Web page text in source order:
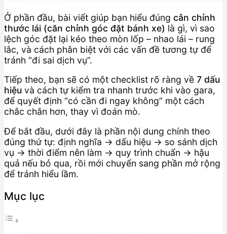
Ở phần đầu, bài viết giúp bạn hiểu đúng cân chỉnh
thước lái (căn chỉnh góc đặt bánh xe) là gì, vì sao
lệch góc đặt lại kéo theo mòn lốp – nhao lái – rung
lắc, và cách phân biệt với các vấn đề tương tự để
tránh “đi sai dịch vụ”.
Tiếp theo, bạn sẽ có một checklist rõ ràng về 7 dấu
hiệu và cách tự kiểm tra nhanh trước khi vào gara,
để quyết định “có cần đi ngay không” một cách
chắc chắn hơn, thay vì đoán mò.
Để bắt đầu, dưới đây là phần nội dung chính theo
đúng thứ tự: định nghĩa → dấu hiệu → so sánh dịch
vụ → thời điểm nên làm → quy trình chuẩn → hậu
quả nếu bỏ qua, rồi mới chuyển sang phần mở rộng
để tránh hiểu lầm.
Mục lục